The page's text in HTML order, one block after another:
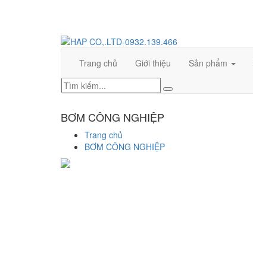
Trang chủ Giới thiệu Sản phẩm
BƠM CÔNG NGHIỆP
Trang chủ
BƠM CÔNG NGHIỆP